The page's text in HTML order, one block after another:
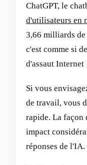
ChatGPT, le
d'utilisateurs en
3,66 milliards de
c'est comme si
d'assaut Internet
Si vous
de travail, vous
rapide. La façon
impact
réponses de l'IA.